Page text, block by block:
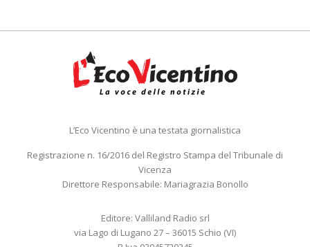
L’Eco Vicentino è una testata giornalistica
Registrazione n. 16/2016 del Registro Stampa del Tribunale di
Vicenza
Direttore Responsabile: Mariagrazia Bonollo
Editore: Valliland Radio srl
via Lago di Lugano 27 – 36015 Schio (VI)